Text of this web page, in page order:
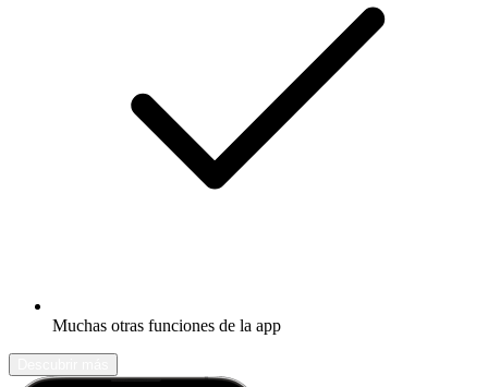
Muchas otras funciones de la app